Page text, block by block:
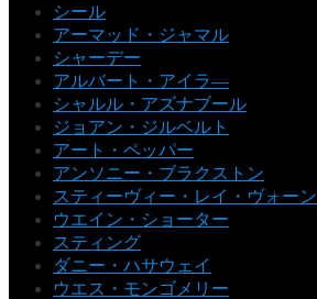
シール
アーマッド・ジャマル
シャーデー
アルバート・アイラ―
シャルル・アズナブール
ジョアン・ジルベルト
アート・ペッパー
アンソニー・ブラクストン
スティーヴィー・レイ・ヴォーン
ウエイン・ショーター
スティング
ダニー・ハサウェイ
ウエス・モンゴメリー